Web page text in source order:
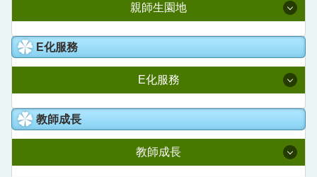
學輔處
人事室
親師生園地
升學資訊
語文競賽專區
E化服務
E化服務
教室預約系統
教師成長
教師成長